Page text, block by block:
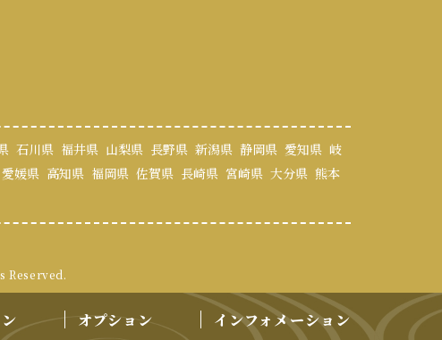
石川県 福井県 山梨県 長野県 新潟県 静岡県 愛知県 岐
愛媛県 高知県 福岡県 佐賀県 長崎県 宮崎県 大分県 熊本
Reserved.
オプション インフォメーション